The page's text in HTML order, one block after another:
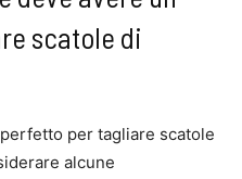
scatole di
per tagliare scatole
alcune